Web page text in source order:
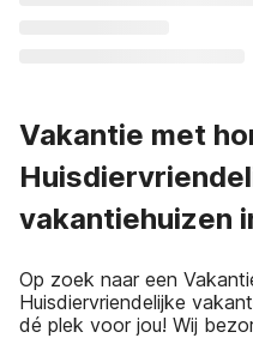
Vakantie met
vakantiehuizen
Op zoek naar een
Huisdiervriendelijke
dé plek voor jou! Wij